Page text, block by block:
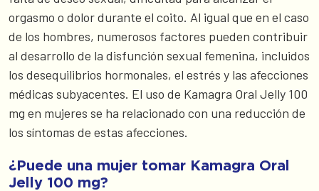
orgasmo o dolor durante el coito. Al igual que en el caso
de los hombres, numerosos factores pueden contribuir
al desarrollo de la disfunción sexual femenina, incluidos
los desequilibrios hormonales, el estrés y las afecciones
médicas subyacentes. El uso de Kamagra Oral Jelly 100
mg en mujeres se ha relacionado con una reducción de
los síntomas de estas afecciones.
¿Puede una mujer tomar Kamagra Oral
Jelly 100 mg?